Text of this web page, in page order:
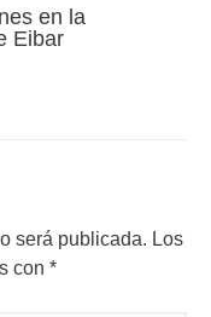
en la
Eibar
será publicada. Los
con *